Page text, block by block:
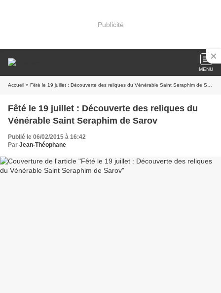
Publicité
MENU
Accueil » Fêté le 19 juillet : Découverte des reliques du Vénérable Saint Seraphim de Sarov
Fêté le 19 juillet : Découverte des reliques du
Vénérable Saint Seraphim de Sarov
Publié le 06/02/2015 à 16:42
Par Jean-Théophane